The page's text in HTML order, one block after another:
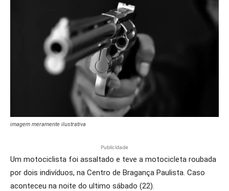
imagem meramente ilustrativa
Publicidade
Um motociclista foi assaltado e teve a motocicleta roubada
por dois indivíduos, na Centro de Bragança Paulista. Caso
aconteceu na noite do ultimo sábado (22).